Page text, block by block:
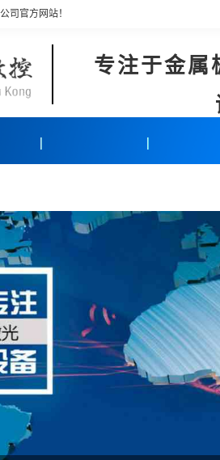
司官方网站！
专注于金属